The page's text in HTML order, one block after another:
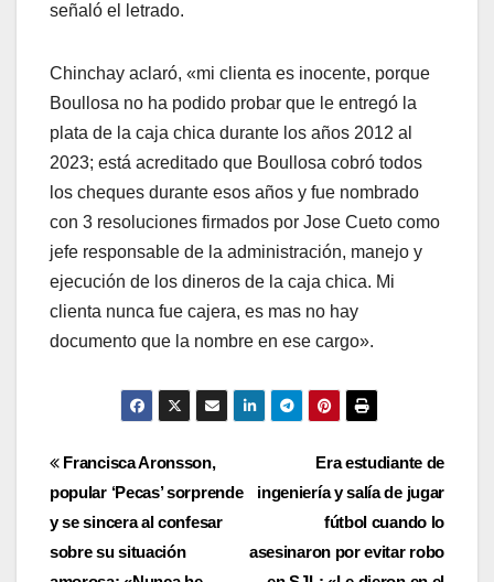
señaló el letrado.
Chinchay aclaró, «mi clienta es inocente, porque
Boullosa no ha podido probar que le entregó la
plata de la caja chica durante los años 2012 al
2023; está acreditado que Boullosa cobró todos
los cheques durante esos años y fue nombrado
con 3 resoluciones firmados por Jose Cueto como
jefe responsable de la administración, manejo y
ejecución de los dineros de la caja chica. Mi
clienta nunca fue cajera, es mas no hay
documento que la nombre en ese cargo».
Navegación
de
entradas
Era estudiante de
ingeniería y salía de jugar
fútbol cuando lo
asesinaron por evitar robo
Francisca Aronsson,
popular ‘Pecas’ sorprende
y se sincera al confesar
sobre su situación